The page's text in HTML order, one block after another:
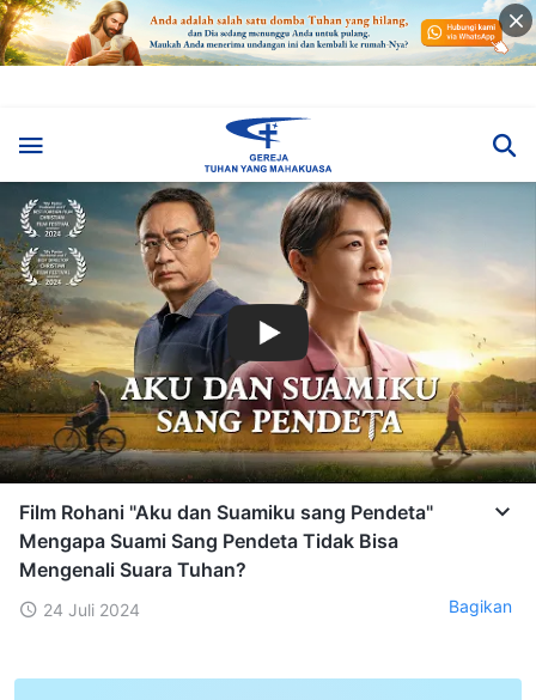
Film Rohani "Aku dan Suamiku sang Pendeta"
Mengapa Suami Sang Pendeta Tidak Bisa
Mengenali Suara Tuhan?
24 Juli 2024 Bagikan